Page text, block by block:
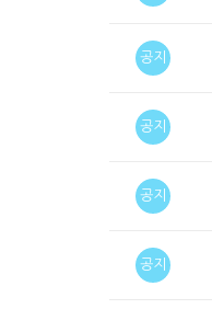
공지
공지
공지
공지